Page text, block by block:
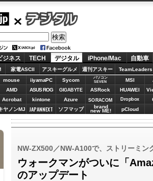
デジタル
ジネス TECH デジタル iPhone/Mac 自動車
家電ASCII アスキーグルメ 週刊アスキー TeamLeaders
mouse iiyamaPC Sycom
パソコン
SEVEN
MSI
AMD ASUS ROG GIGABYTE ASRock HUAWEI
Acrobat kintone Azure SORACOM Dropbox
ヤノンMJ JAPANNEXT ソフマップ brand
new ME! pCloud
NW-ZX500／NW-A100で、ストリーミン
ウォークマンがついに「
のアップデート